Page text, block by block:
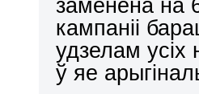
кампаніі
удзелам
ў яе